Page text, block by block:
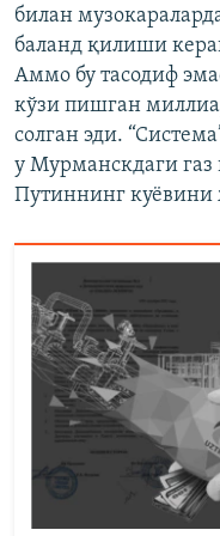
билан
баланд қилиши
Аммо бу тасодиф
кўзи пишган
солган эди.
у Мурманскдаги
Путиннинг куёвини